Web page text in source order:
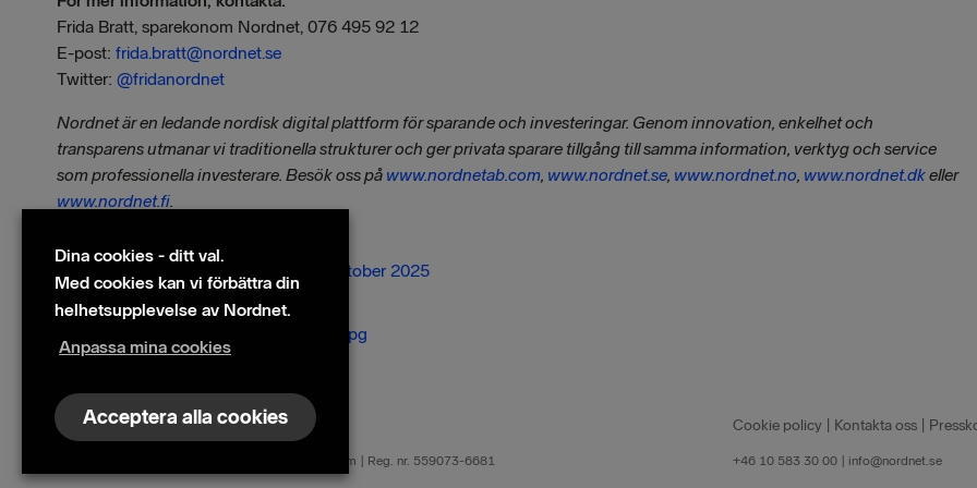
Frida Bratt, sparekonom Nordnet, 076 495 92 12
E-post: frida.bratt@nordnet.se
Twitter: @fridanordnet
Nordnet är en ledande nordisk digital plattform för sparande och investeringar. Genom innovation, enkelhet och
transparens utmanar vi traditionella strukturer och ger privata sparare tillgång till samma information, verktyg och service
som professionella investerare. Besök oss på www.nordnetab.com, www.nordnet.se, www.nordnet.no, www.nordnet.dkeller
www.nordnet.fi.
Filer
251030, Pressmeddelande fonder oktober 2025
Bilder
Frida Bratt, sparekonom Nordnet (5).jpg
© 2026 Nordnet AB (publ)
Nordnet AB (publ) | Box 300 99 | 104 25 Stockholm | Reg. nr. 559073-6681
Cookie policy Kontakta oss
+46 10 583 30 00 | info@nordnet.se
Dina cookies - ditt val.
Med cookies kan vi förbättra din
helhetsupplevelse av Nordnet.
Anpassa mina cookies
Acceptera alla cookies